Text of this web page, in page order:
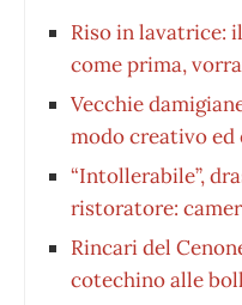
Riso in lavatrice:
come prima,
Vecchie
modo creativo
“Intollerabile”,
ristoratore:
Rincari del
cotechino alle